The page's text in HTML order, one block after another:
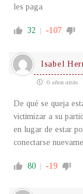
les paga
32 -107
Isabel
6 años atrás
De qué se queja
victimizar a su
en lugar de estar
conectarse
80 -19